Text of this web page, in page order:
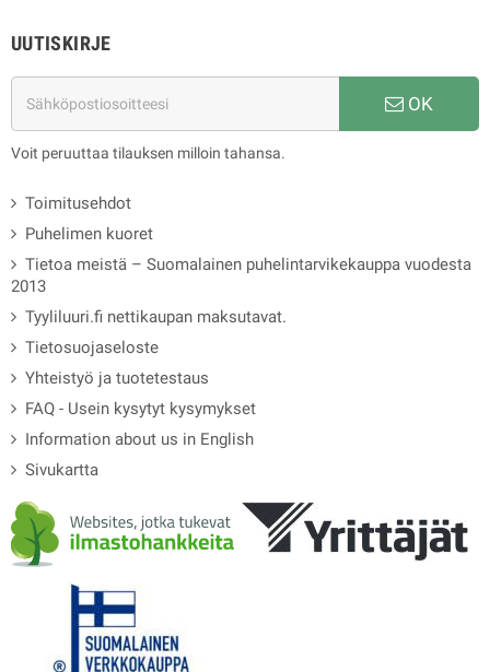
UUTISKIRJE
OK
Voit peruuttaa tilauksen milloin tahansa.
Toimitusehdot
Puhelimen kuoret
Tietoa meistä – Suomalainen puhelintarvikekauppa vuodesta
2013
Tyyliluuri.fi nettikaupan maksutavat.
Tietosuojaseloste
Yhteistyö ja tuotetestaus
FAQ - Usein kysytyt kysymykset
Information about us in English
Sivukartta